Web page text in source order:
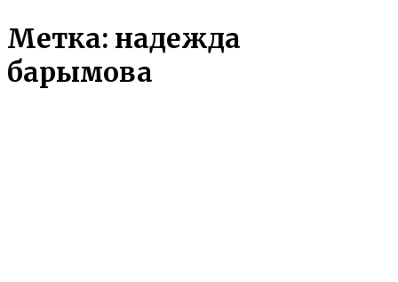
Метка: надежда
барымова